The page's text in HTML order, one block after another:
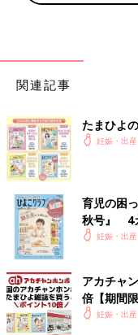
w
13日
・0:00
ラミナリアの違和感と
・1:00
やっとうとうと。
・2:00
お！1時間寝れた！と
・3:00すぎ おねしょし
たり触ったらちょい濡
関連記事
たまひよ
妊娠・出産
育児の困
秋号』 4
いっぱい！
妊娠・出産
アカチャ
倍【期間限
妊娠・出産